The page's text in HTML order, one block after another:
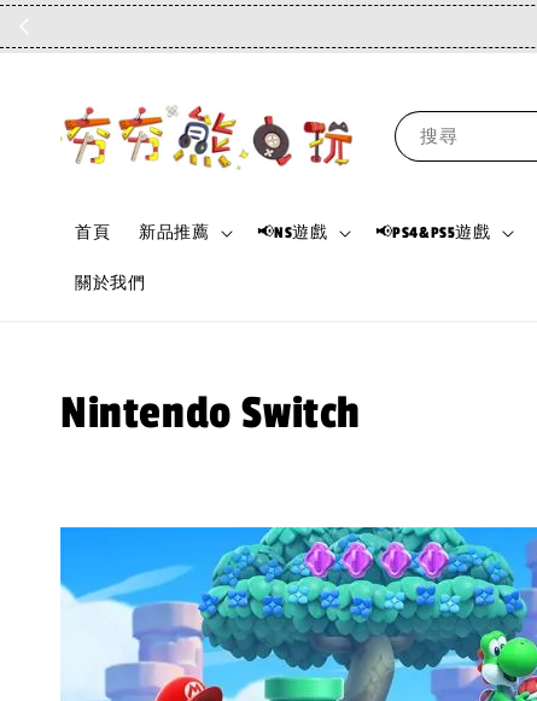
搜尋
首頁 新品推薦 📢NS遊戲 📢PS4&PS5遊戲
關於我們
Nintendo Switch